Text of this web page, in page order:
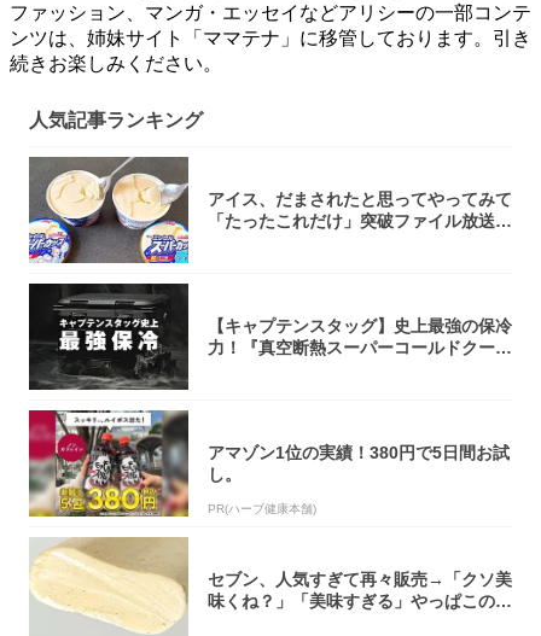
ファッション、マンガ・エッセイなどアリシーの一部コンテ
ンツは、姉妹サイト「ママテナ」に移管しております。引き
続きお楽しみください。
人気記事ランキング
アイス、だまされたと思ってやってみて
「たったこれだけ」突破ファイル放送で
【キャプテンスタッグ】史上最強の保冷
力！『真空断熱スーパーコールドクーラ
アマゾン1位の実績！380円で5日間お試
し。
PR(ハーブ健康本舗)
セブン、人気すぎて再々販売→「クソ美
味くね？」「美味すぎる」やっぱこのク